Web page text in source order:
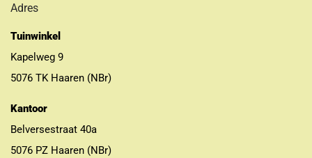
Adres
Tuinwinkel
Kapelweg 9
5076 TK Haaren (NBr)
Kantoor
Belversestraat 40a
5076 PZ Haaren (NBr)